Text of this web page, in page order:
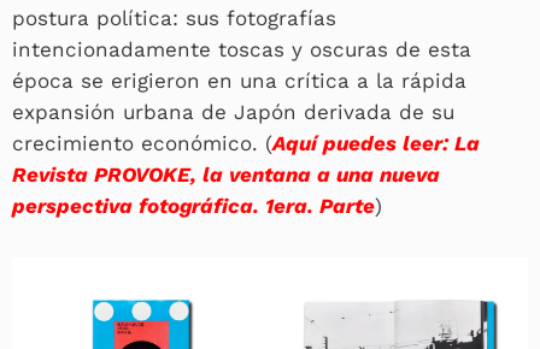
postura política: sus fotografías
intencionadamente toscas y oscuras de esta
época se erigieron en una crítica a la rápida
expansión urbana de Japón derivada de su
crecimiento económico. (Aquí puedes leer: La
Revista PROVOKE, la ventana a una nueva
perspectiva fotográfica. 1era. Parte)